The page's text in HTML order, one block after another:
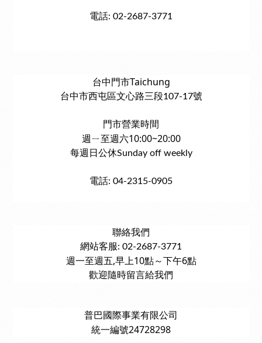
電話: 02-2687-3771
台中門市Taichung
台中市西屯區文心路三段107-17號
門市營業時間
週ㄧ至週六10:00~20:00
每週日公休Sunday off weekly
電話: 04-2315-0905
聯絡我們
網站客服: 02-2687-3771
週一至週五,早上10點～下午6點
歡迎隨時留言給我們
普巴國際事業有限公司
統一編號24728298